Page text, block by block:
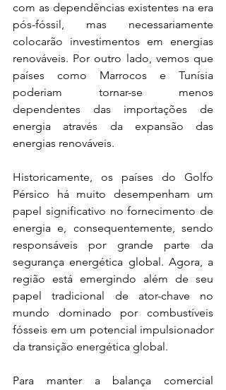
com as dependências existentes na era
pós-fóssil, mas necessariamente
colocarão investimentos em energias
renováveis. Por outro lado, vemos que
países como Marrocos e Tunísia
poderiam tornar-se menos
dependentes das importações de
energia através da expansão das
energias renováveis.
Historicamente, os países do Golfo
Pérsico há muito desempenham um
papel significativo no fornecimento de
energia e, consequentemente, sendo
responsáveis por grande parte da
segurança energética global. Agora, a
região está emergindo além de seu
papel tradicional de ator-chave no
mundo dominado por combustíveis
fósseis em um potencial impulsionador
da transição energética global.
Para manter a balança comercial